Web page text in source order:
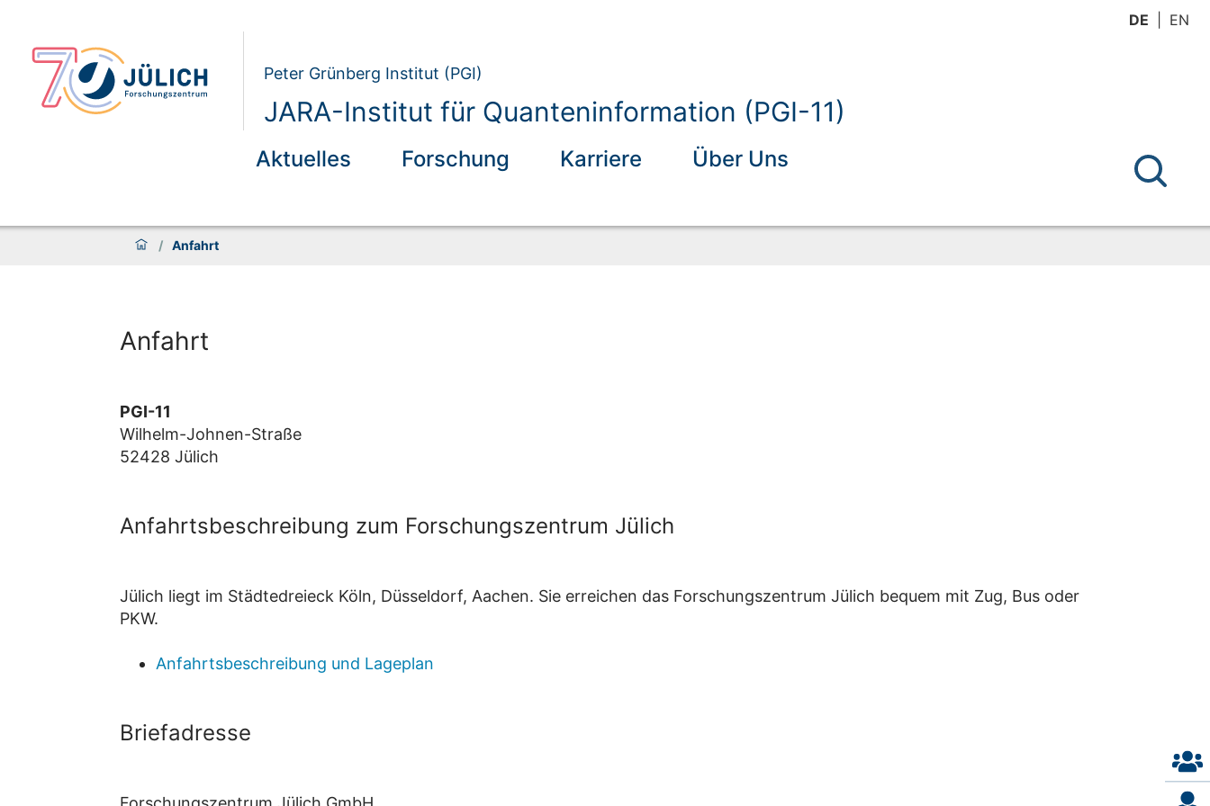
DE EN
Peter Grünberg Institut (PGI)
JARA-Institut für Quanteninformation (PGI-11)
Aktuelles Forschung Karriere Über Uns
/ Anfahrt
Anfahrt
PGI-11
Wilhelm-Johnen-Straße
52428 Jülich
Anfahrtsbeschreibung zum Forschungszentrum Jülich
Jülich liegt im Städtedreieck Köln, Düsseldorf, Aachen. Sie erreichen das Forschungszentrum Jülich bequem mit Zug, Bus oder
PKW.
Anfahrtsbeschreibung und Lageplan
Briefadresse